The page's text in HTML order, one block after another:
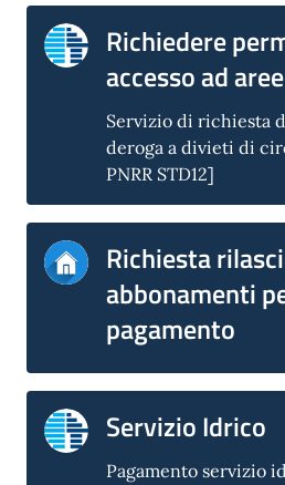
Richiedere
accesso ad
Servizio di richiesta
deroga a divieti di
PNRR STD12]
Richiesta
abbonamenti
pagamento
Servizio Idrico
Pagamento servizio